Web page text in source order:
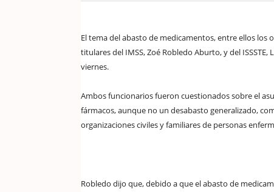
El tema del abasto de medicamentos, entre ellos los
titulares del IMSS, Zoé Robledo Aburto, y del
viernes.
Ambos funcionarios fueron cuestionados sobre el
fármacos, aunque no un desabasto generalizado,
organizaciones civiles y familiares de personas
Robledo dijo que, debido a que el abasto de